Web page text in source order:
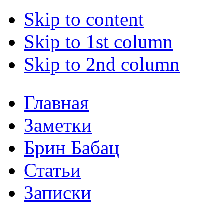
Skip to content
Skip to 1st column
Skip to 2nd column
Главная
Заметки
Брин Бабац
Статьи
Записки